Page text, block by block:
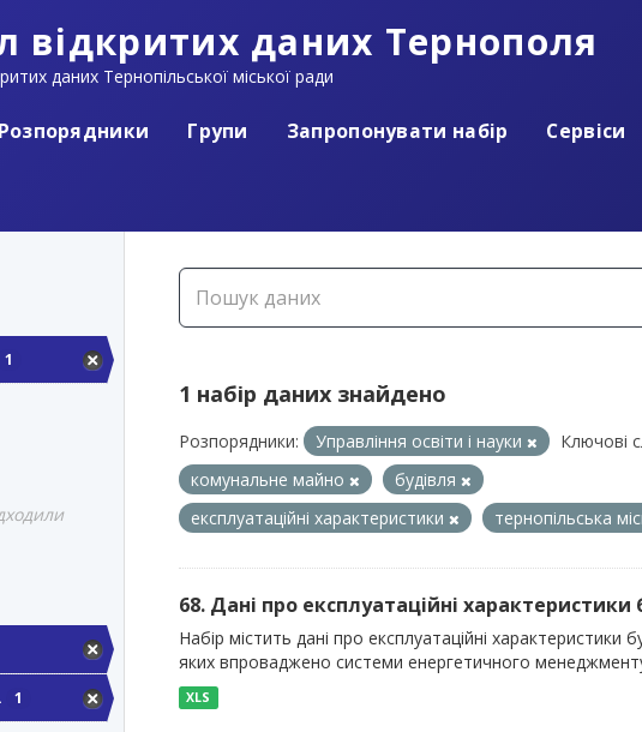
відкритих даних Тернополя
даних Тернопільської міської ради
Розпорядники Групи Запропонувати набір Сервіси
1
1
1 набір даних знайдено
Розпорядники: Управління освіти і науки
Ключові
комунальне майно
будівля
експлуатаційні характеристики
тернопільська
68. Дані про експлуатаційні
Набір містить дані про експлуатаційні характеристики
яких впроваджено системи енергетичного
XLS